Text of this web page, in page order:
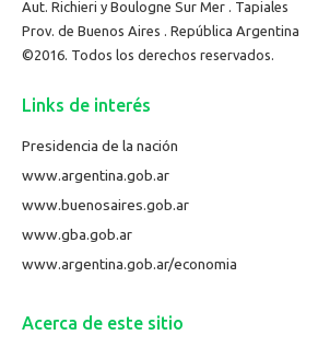
Aut. Richieri y Boulogne Sur Mer . Tapiales
Prov. de Buenos Aires . República Argentina
©2016. Todos los derechos reservados.
Links de interés
Presidencia de la nación
www.argentina.gob.ar
www.buenosaires.gob.ar
www.gba.gob.ar
www.argentina.gob.ar/economia
Acerca de este sitio